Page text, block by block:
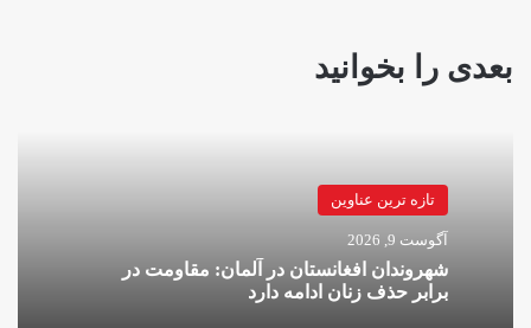
بعدی را بخوانید
تازه ترین عناوین
آگوست 9, 2026
شهروندان افغانستان در آلمان: مقاومت در
برابر حذف زنان ادامه دارد